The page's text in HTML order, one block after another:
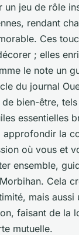
un jeu de rôle
rendant
Ces
; elles
le note un
du journal
bien-être,
essentielles
approfondir la
où vous et
ensemble,
Cela
mais aussi
faisant de la
mutuelle.